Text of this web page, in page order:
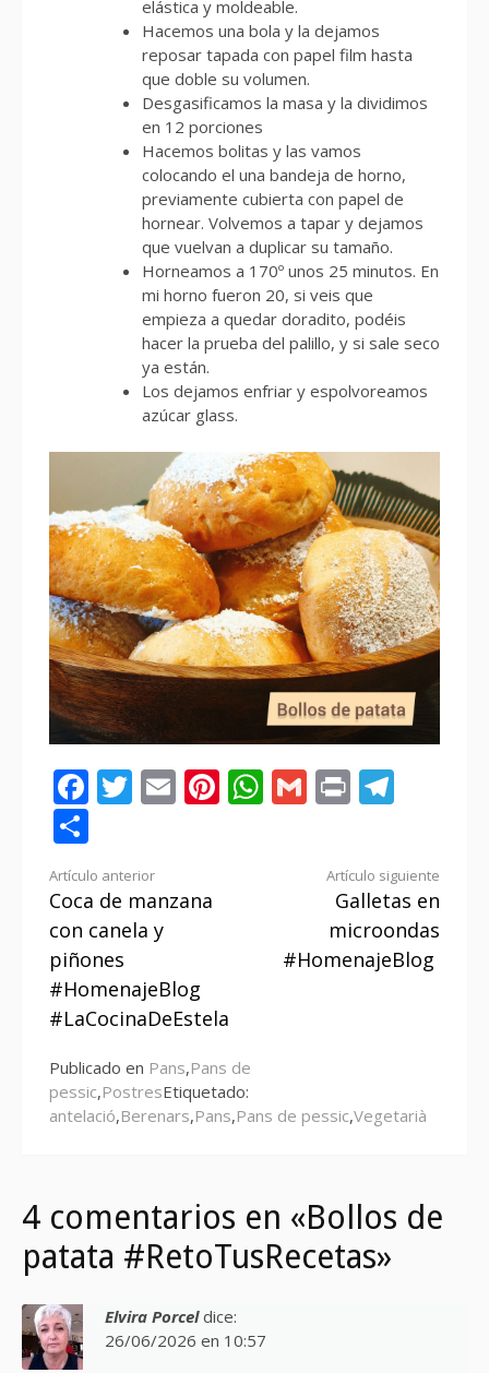
elástica y moldeable.
Hacemos una bola y la dejamos
reposar tapada con papel film hasta
que doble su volumen.
Desgasificamos la masa y la dividimos
en 12 porciones
Hacemos bolitas y las vamos
colocando el una bandeja de horno,
previamente cubierta con papel de
hornear. Volvemos a tapar y dejamos
que vuelvan a duplicar su tamaño.
Horneamos a 170º unos 25 minutos. En
mi horno fueron 20, si veis que
empieza a quedar doradito, podéis
hacer la prueba del palillo, y si sale seco
ya están.
Los dejamos enfriar y espolvoreamos
azúcar glass.
Facebook
Twitter
EmailPinterest
WhatsApp
Gmail
Print
Seguir
leyendo
Artículo anterior
Coca de manzana
con canela y
piñones
#HomenajeBlog
#LaCocinaDeEstela
Artículo siguiente
Galletas en
microondas
#HomenajeBlog
Publicado en Pans,Pans de
pessic,PostresEtiquetado:
antelació,Berenars,Pans,Pans de pessic,Vegetarià
4 comentarios en «Bollos de
patata #RetoTusRecetas»
Elvira Porcel dice:
26/06/2026 en 10:57